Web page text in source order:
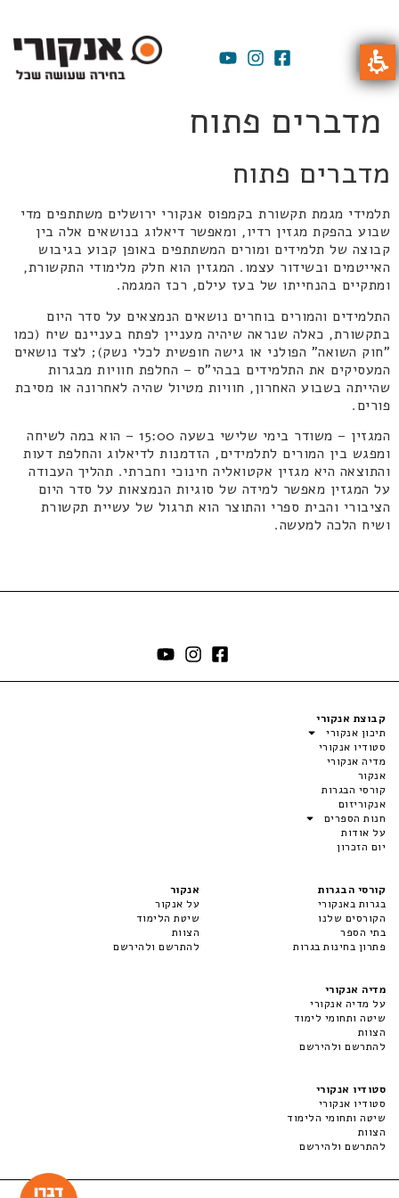
מדברים פתוח
מדברים פתוח
תלמידי מגמת תקשורת בקמפוס אנקורי ירושלים משתתפים מדי
שבוע בהפקת מגזין רדיו, ומאפשר דיאלוג בנושאים אלה בין
קבוצה של תלמידים ומורים המשתתפים באופן קבוע בגיבוש
האייטמים ובשידור עצמו. המגזין הוא חלק מלימודי התקשורת,
ומתקיים בהנחייתו של בעז עילם, רכז המגמה.
התלמידים והמורים בוחרים נושאים הנמצאים על סדר היום
בתקשורת, כאלה שנראה שיהיה מעניין לפתח בעניינם שיח (כמו
"חוק השואה" הפולני או גישה חופשית לכלי נשק); לצד נושאים
המעסיקים את התלמידים בבהי"ס – החלפת חוויות מבגרות
שהייתה בשבוע האחרון, חוויות מטיול שהיה לאחרונה או מסיבת
פורים.
המגזין – משודר בימי שלישי בשעה 15:00 – הוא במה לשיחה
ומפגש בין המורים לתלמידים, הזדמנות לדיאלוג והחלפת דעות
והתוצאה היא מגזין אקטואליה חינוכי וחברתי. תהליך העבודה
על המגזין מאפשר למידה של סוגיות הנמצאות על סדר היום
הציבורי והבית ספרי והתוצר הוא תרגול של עשיית תקשורת
ושיח הלכה למעשה.
קבוצת אנקורי
תיכון אנקורי
סטודיו אנקורי
מדיה אנקורי
אנקור
קורסי הבגרות
אנקוריזום
חנות הספרים
על אודות
יום הזכרון
קורסי הבגרות
בגרות באנקורי
הקורסים שלנו
בתי הספר
פתרון בחינות בגרות
אנקור
על אנקור
שיטת הלימוד
הצוות
להתרשם ולהירשם
מדיה אנקורי
על מדיה אנקורי
שיטה ותחומי לימוד
הצוות
להתרשם ולהירשם
סטודיו אנקורי
סטודיו אנקורי
שיטה ותחומי הלימוד
הצוות
להתרשם ולהירשם